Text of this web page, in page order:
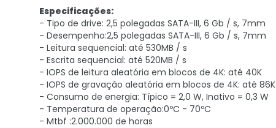
Especificações:
- Tipo de drive: 2,5 polegadas SATA-III, 6 Gb / s, 7mm
- Desempenho:2,5 polegadas SATA-III, 6 Gb / s, 7mm
- Leitura sequencial: até 530MB / s
- Escrita sequencial: até 520MB / s
- IOPS de leitura aleatória em blocos de 4K: até 40K
- IOPS de gravação aleatória em blocos de 4K: até 86K
- Consumo de energia: Típico = 2,0 W, Inativo = 0,3 W
- Temperatura de operação:0ºC - 70ºC
- Mtbf :2.000.000 de horas